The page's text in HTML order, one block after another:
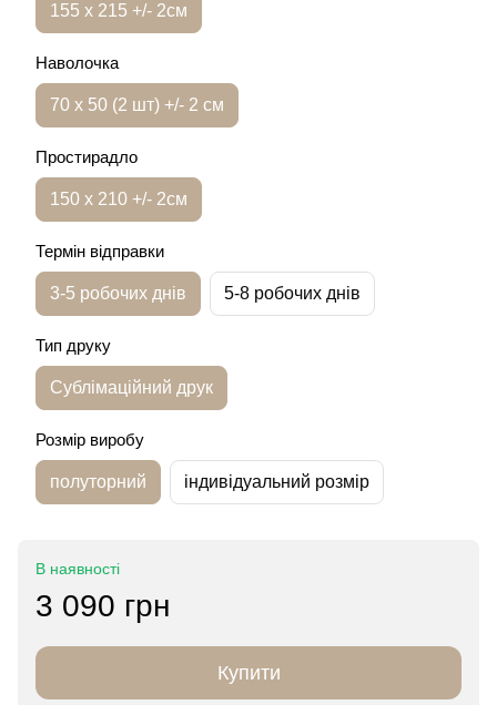
155 х 215 +/- 2см
Наволочка
70 х 50 (2 шт) +/- 2 см
Простирадло
150 х 210 +/- 2см
Термін відправки
3-5 робочих днів 5-8 робочих днів
Тип друку
Сублімаційний друк
Розмір виробу
полуторний індивідуальний розмір
В наявності
3 090 грн
Купити